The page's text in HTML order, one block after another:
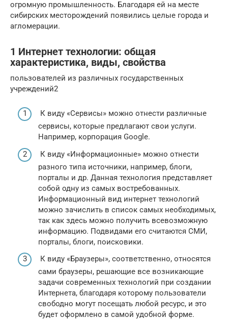
огромную промышленность. Благодаря ей на месте
сибирских месторождений появились целые города и
агломерации.
1 Интернет технологии: общая
характеристика, виды, свойства
пользователей из различных государственных
учреждений2
К виду «Сервисы» можно отнести различные
сервисы, которые предлагают свои услуги.
Например, корпорация Google.
К виду «Информационные» можно отнести
разного типа источники, например, блоги,
порталы и др. Данная технология представляет
собой одну из самых востребованных.
Информационный вид интернет технологий
можно зачислить в список самых необходимых,
так как здесь можно получить всевозможную
информацию. Подвидами его считаются СМИ,
порталы, блоги, поисковики.
К виду «Браузеры», соответственно, относятся
сами браузеры, решающие все возникающие
задачи современных технологий при создании
Интернета, благодаря которому пользователи
свободно могут посещать любой ресурс, и это
будет оформлено в самой удобной форме.